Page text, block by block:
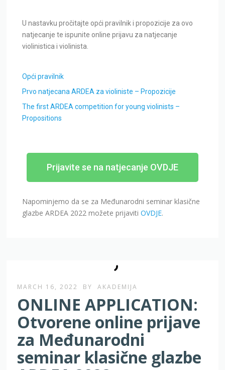
natjecanje te ispunite online prijavu za natjecanje
violinistica i violinista.
Prvo natjecana ARDEA za violiniste – Propozicije
The first ARDEA competition for young violinists –
Propositions
Prijavite se na natjecanje OVDJE
Napominjemo da se za Međunarodni seminar klasične
glazbe ARDEA 2022 možete prijaviti
AKADEMIJA
ONLINE APPLICATION:
Otvorene online prijave
za Međunarodni
seminar klasične glazbe
ARDEA 2022